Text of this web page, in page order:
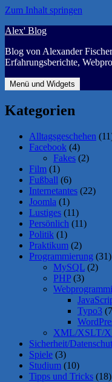
Zum Inhalt springen
Alex' Blog
Blog von Alexander
Erfahrungsberichte,
Menü und Widgets
Kategorien
Alltagsgeschehen
Facebook (4)
Fakes (2)
Film (1)
Fußball (6)
Internetantes (22)
Joomla (1)
Lustiges (11)
Persönlich (11)
Politik (1)
Praktikum (2)
Programmierung (31)
MySQL (2)
PHP (3)
Typo3
XML/XSLT/
Sicherheit/
Spiele (3)
Studium (10)
Tipps und Tricks (18)